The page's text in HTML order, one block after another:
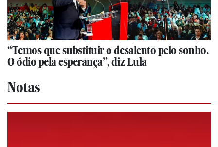
“Temos que substituir o desalento pelo sonho.
O ódio pela esperança”, diz Lula
Notas